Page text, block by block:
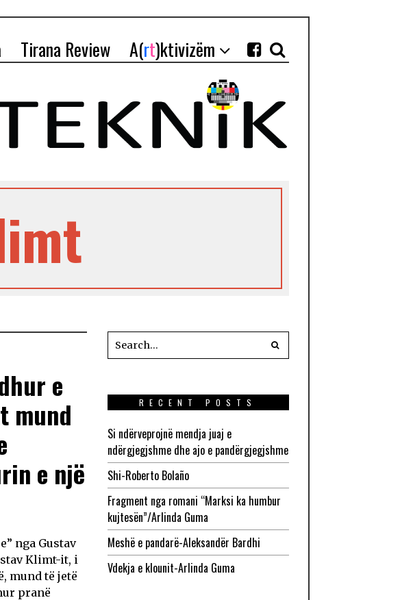
Tirana Review A(rt)ktivizëm
e
mund
e një
nga Gustav
Klimt-it, i
mund të jetë
pranë
RECENT POSTS
Si ndërveprojnë mendja juaj e
ndërgjegjshme dhe ajo e pandërgjegjshme
Shi-Roberto Bolaño
Fragment nga romani “Marksi ka humbur
kujtesën”/Arlinda Guma
Meshë e pandarë-Aleksandër Bardhi
Vdekja e klounit-Arlinda Guma